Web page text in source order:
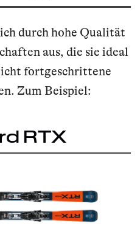
durch hohe Qualität
aus, die sie ideal
fortgeschrittene
Zum Beispiel:
RTX